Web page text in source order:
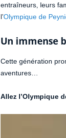
entraîneurs, leurs
l’Olympique de
Un immense
Cette génération
aventures…
Allez l’Olympique